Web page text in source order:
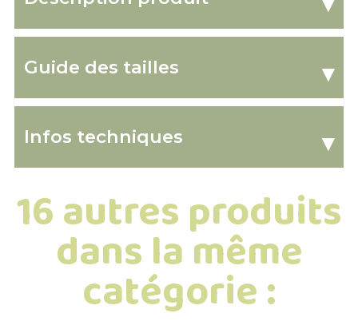
Guide des tailles ▾
Infos techniques ▾
16 autres produits
dans la même
catégorie :